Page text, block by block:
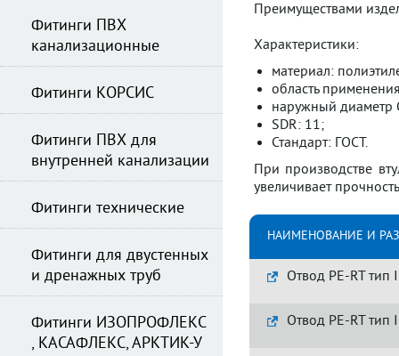
Преимуществами
Характеристики:
материал:
область
наружный диаметр
SDR: 11;
Стандарт: ГОСТ.
При производстве
увеличивает
НАИМЕНОВАНИЕ И
Отвод PE-RT тип
Отвод PE-RT тип
Фитинги ПВХ
канализационные
Фитинги КОРСИС
Фитинги ПВХ для
внутренней канализации
Фитинги технические
Фитинги для двустенных
и дренажных труб
Фитинги ИЗОПРОФЛЕКС
, КАСАФЛЕКС, АРКТИК-У